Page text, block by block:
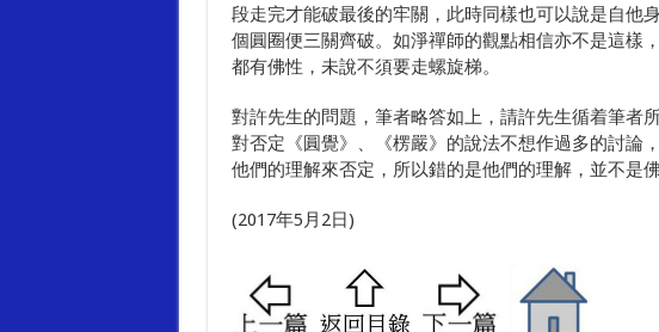
段走完才能破最後的牢關，此時同樣也可以說是自他
個圓圈便三關齊破。如淨禪師的觀點相信亦不是這樣
都有佛性，未說不須要走螺旋梯。
對許先生的問題，筆者略答如上，請許先生循着筆者
對否定《圓覺》、《楞嚴》的說法不想作過多的討論
他們的理解來否定，所以錯的是他們的理解，並不是佛
(2017年5月2日)